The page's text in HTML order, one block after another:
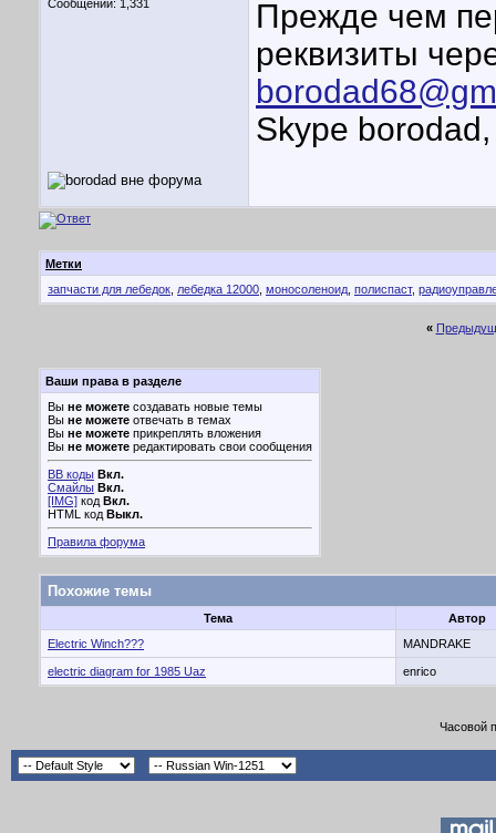
Сообщений: 1,331
Прежде чем
реквизиты
Skype
Метки
запчасти для лебедок лебедка 12000 моносоленоид полиспаст,
«
Ваши права в разделе
Вы не можете создавать новые темы
Вы не можете отвечать в темах
Вы не можете прикреплять вложения
Вы не можете редактировать свои сообщения
BB коды Вкл.
Смайлы Вкл.
[IMG] код Вкл.
HTML код Выкл.
Правила форума
Похожие темы
Тема
Автор
Electric Winch???
MANDRAKE
electric diagram for 1985 Uaz enrico
Часовой